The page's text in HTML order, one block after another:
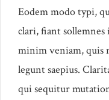
Eodem modo typi,
clari, fiant
minim veniam, quis
legunt saepius.
qui sequitur